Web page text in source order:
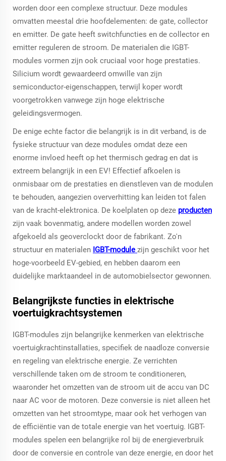
worden door een complexe structuur. Deze modules
omvatten meestal drie hoofdelementen: de gate, collector
en emitter. De gate heeft switchfuncties en de collector en
emitter reguleren de stroom. De materialen die IGBT-
modules vormen zijn ook cruciaal voor hoge prestaties.
Silicium wordt gewaardeerd omwille van zijn
semiconductor-eigenschappen, terwijl koper wordt
voorgetrokken vanwege zijn hoge elektrische
geleidingsvermogen.
De enige echte factor die belangrijk is in dit verband, is de
fysieke structuur van deze modules omdat deze een
enorme invloed heeft op het thermisch gedrag en dat is
extreem belangrijk in een EV! Effectief afkoelen is
onmisbaar om de prestaties en dienstleven van de modulen
te behouden, aangezien oververhitting kan leiden tot falen
van de kracht-elektronica. De koelplaten op deze producten
zijn vaak bovenmatig, andere modellen worden zowel
afgekoeld als geoverclockt door de fabrikant. Zo'n
structuur en materialen IGBT-module zijn geschikt voor het
hoge-voorbeeld EV-gebied, en hebben daarom een
duidelijke marktaandeel in de automobielsector gewonnen.
Belangrijkste functies in elektrische
voertuigkrachtsystemen
IGBT-modules zijn belangrijke kenmerken van elektrische
voertuigkrachtinstallaties, specifiek de naadloze conversie
en regeling van elektrische energie. Ze verrichten
verschillende taken om de stroom te conditioneren,
waaronder het omzetten van de stroom uit de accu van DC
naar AC voor de motoren. Deze conversie is niet alleen het
omzetten van het stroomtype, maar ook het verhogen van
de efficiëntie van de totale energie van het voertuig. IGBT-
modules spelen een belangrijke rol bij de energieverbruik
door de conversie en controle van deze energie, en door het